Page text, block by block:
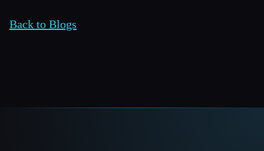
Back to Blogs